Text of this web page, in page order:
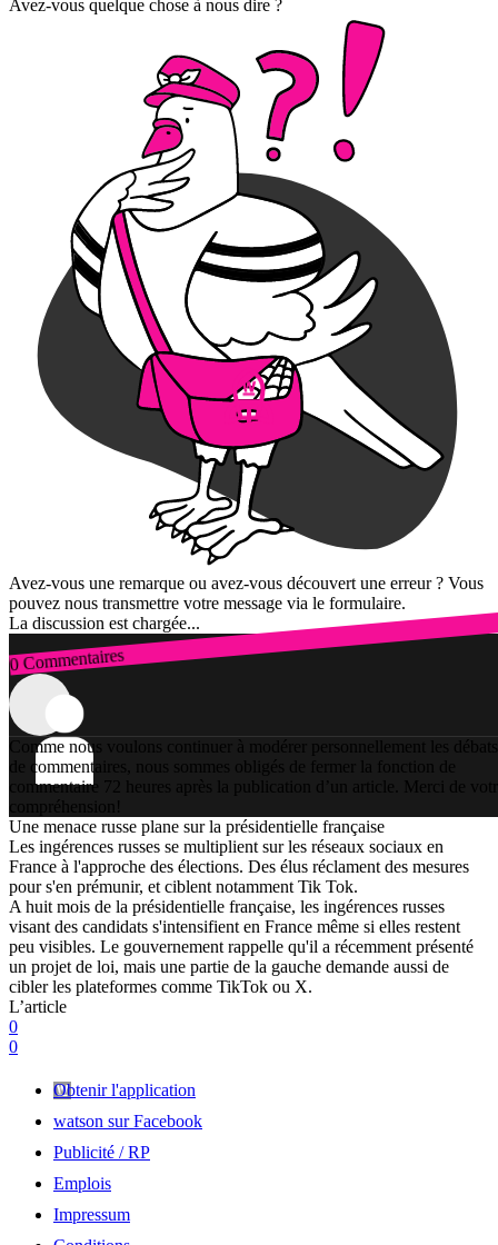
Avez-vous quelque chose à nous dire ?
Avez-vous une remarque ou avez-vous découvert une erreur ? Vous
pouvez nous transmettre votre message via le formulaire.
La discussion est chargée...
0 Commentaires
Connexion
Comme nous voulons continuer à modérer personnellement les débats
de commentaires, nous sommes obligés de fermer la fonction de
commentaire 72 heures après la publication d’un article. Merci de
compréhension!
Une menace russe plane sur la présidentielle française
Les ingérences russes se multiplient sur les réseaux sociaux en
France à l'approche des élections. Des élus réclament des mesures
pour s'en prémunir, et ciblent notamment Tik Tok.
A huit mois de la présidentielle française, les ingérences russes
visant des candidats s'intensifient en France même si elles restent
peu visibles. Le gouvernement rappelle qu'il a récemment présenté
un projet de loi, mais une partie de la gauche demande aussi de
cibler les plateformes comme TikTok ou X.
L’article
0
0
Obtenir l'application
watson sur Facebook
Publicité / RP
Emplois
Impressum